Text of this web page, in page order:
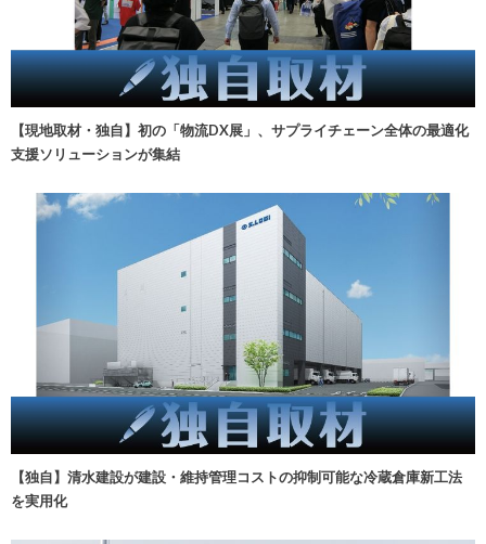
【現地取材・独自】初の「物流DX展」、サプライチェーン全体の最適化
支援ソリューションが集結
【独自】清水建設が建設・維持管理コストの抑制可能な冷蔵倉庫新工法
を実用化